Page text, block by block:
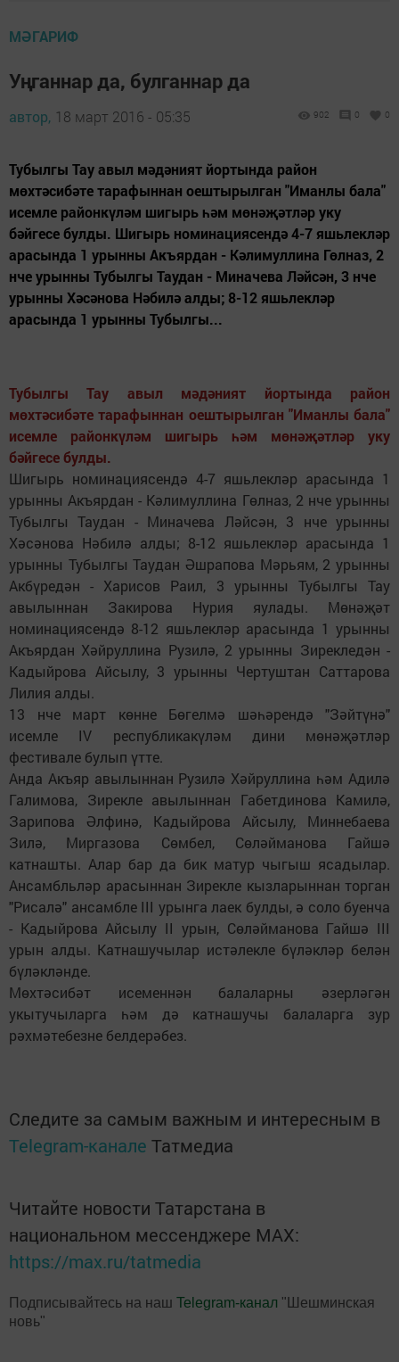
МӘГАРИФ
Уңганнар да, булганнар да
автор, 18 март 2016 - 05:35 902 0 0
Тубылгы Тау авыл мәдәният йортында район
мөхтәсибәте тарафыннан оештырылган "Иманлы бала"
исемле районкүләм шигырь һәм мөнәҗәтләр уку
бәйгесе булды. Шигырь номинациясендә 4-7 яшьлекләр
арасында 1 урынны Акъярдан - Кәлимуллина Гөлназ, 2
нче урынны Тубылгы Таудан - Миначева Ләйсән, 3 нче
урынны Хәсәнова Нәбилә алды; 8-12 яшьлекләр
арасында 1 урынны Тубылгы...
Тубылгы Тау авыл мәдәният йортында район
мөхтәсибәте тарафыннан оештырылган "Иманлы бала"
исемле районкүләм шигырь һәм мөнәҗәтләр уку
бәйгесе булды.
Шигырь номинациясендә 4-7 яшьлекләр арасында 1
урынны Акъярдан - Кәлимуллина Гөлназ, 2 нче урынны
Тубылгы Таудан - Миначева Ләйсән, 3 нче урынны
Хәсәнова Нәбилә алды; 8-12 яшьлекләр арасында 1
урынны Тубылгы Таудан Әшрапова Мәрьям, 2 урынны
Акбүредән - Харисов Раил, 3 урынны Тубылгы Тау
авылыннан Закирова Нурия яулады. Мөнәҗәт
номинациясендә 8-12 яшьлекләр арасында 1 урынны
Акъярдан Хәйруллина Рузилә, 2 урынны Зирекледән -
Кадыйрова Айсылу, 3 урынны Чертуштан Саттарова
Лилия алды.
13 нче март көнне Бөгелмә шәһәрендә "Зәйтүнә"
исемле IV республикакүләм дини мөнәҗәтләр
фестивале булып үтте.
Анда Акъяр авылыннан Рузилә Хәйруллина һәм Адилә
Галимова, Зирекле авылыннан Габетдинова Камилә,
Зарипова Әлфинә, Кадыйрова Айсылу, Миннебаева
Зилә, Миргазова Сөмбел, Сөләйманова Гайшә
катнашты. Алар бар да бик матур чыгыш ясадылар.
Ансамбльләр арасыннан Зирекле кызларыннан торган
"Рисалә" ансамбле III урынга лаек булды, ә соло буенча
- Кадыйрова Айсылу II урын, Сөләйманова Гайшә III
урын алды. Катнашучылар истәлекле бүләкләр белән
бүләкләнде.
Мөхтәсибәт исеменнән балаларны әзерләгән
укытучыларга һәм дә катнашучы балаларга зур
рәхмәтебезне белдерәбез.
Следите за самым важным и интересным в
Telegram-канале Татмедиа
Читайте новости Татарстана в
национальном мессенджере MАХ:
https://max.ru/tatmedia
Подписывайтесь на наш Telegram-канал "Шешминская
новь"